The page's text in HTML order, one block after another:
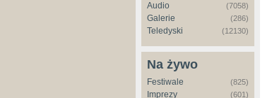
Audio (7058)
Galerie (286)
Teledyski (12130)
Na żywo
Festiwale (825)
Imprezy (601)